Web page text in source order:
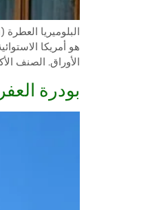
الأوراق. الصنف
بودرة